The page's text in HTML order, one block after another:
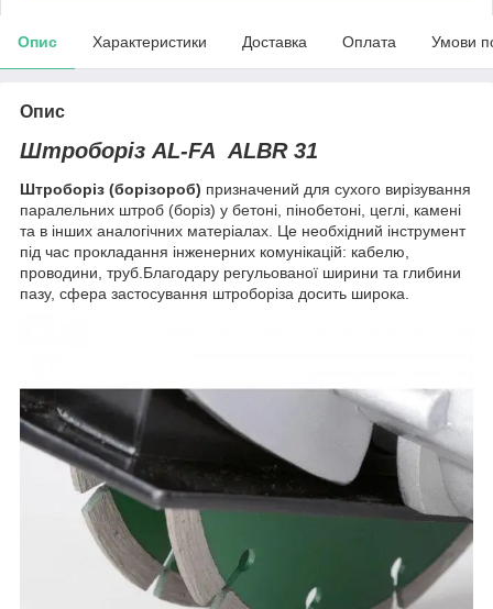
Опис Характеристики Доставка Оплата Умови
Опис
Штроборіз AL-FA ALBR 31
Штроборіз (борізороб) призначений для сухого вирізування
паралельних штроб (боріз) у бетоні, пінобетоні, цеглі, камені
та в інших аналогічних матеріалах. Це необхідний інструмент
під час прокладання інженерних комунікацій: кабелю,
проводини, труб.Благодару регульованої ширини та глибини
пазу, сфера застосування штроборіза досить широка.